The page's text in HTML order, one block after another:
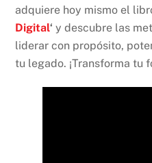
adquiere hoy mismo el
Digital‘ y descubre las
liderar con propósito,
tu legado. ¡Transforma tu